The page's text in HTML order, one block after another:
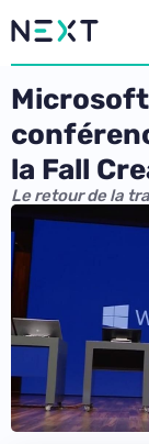
Microsoft
la Fall
Le retour de la